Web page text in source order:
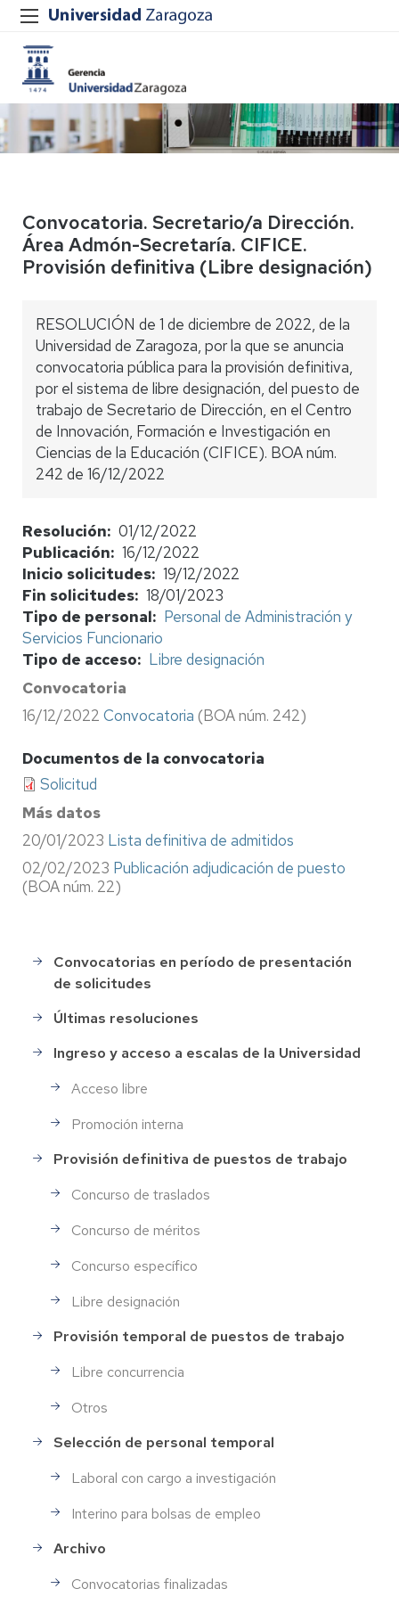
Convocatoria. Secretario/a Dirección.
Área Admón-Secretaría. CIFICE.
Provisión definitiva (Libre designación)
RESOLUCIÓN de 1 de diciembre de 2022, de la
Universidad de Zaragoza, por la que se anuncia
convocatoria pública para la provisión definitiva,
por el sistema de libre designación, del puesto de
trabajo de Secretario de Dirección, en el Centro
de Innovación, Formación e Investigación en
Ciencias de la Educación (CIFICE). BOA núm.
242 de 16/12/2022
Resolución
01/12/2022
Publicación
16/12/2022
Inicio solicitudes 19/12/2022
Fin solicitudes 18/01/2023
Tipo de personal
Personal de Administración y
Servicios Funcionario
Tipo de acceso
Libre designación
Convocatoria
16/12/2022 Convocatoria (BOA núm. 242)
Documentos de la convocatoria
Solicitud
Más datos
20/01/2023 Lista definitiva de admitidos
02/02/2023 Publicación adjudicación de puesto
(BOA núm. 22)
Selección
de
Personal
Convocatorias en período de presentación
de solicitudes
Últimas resoluciones
Ingreso y acceso a escalas de la Universidad
Acceso libre
Promoción interna
Provisión definitiva de puestos de trabajo
Concurso de traslados
Concurso de méritos
Concurso específico
Libre designación
Provisión temporal de puestos de trabajo
Libre concurrencia
Otros
Selección de personal temporal
Laboral con cargo a investigación
Interino para bolsas de empleo
Archivo
Convocatorias finalizadas